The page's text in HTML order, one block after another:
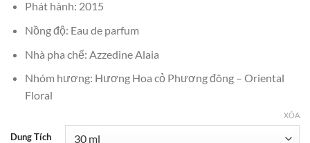
Phát hành: 2015
Nồng độ: Eau de parfum
Nhà pha chế: Azzedine Alaia
Nhóm hương: Hương Hoa cỏ Phương đông – Oriental
Floral
Dung Tích
XÓA